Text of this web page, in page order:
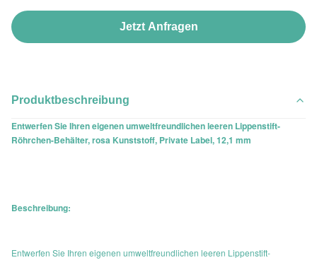
Jetzt Anfragen
Produktbeschreibung
Entwerfen Sie Ihren eigenen umweltfreundlichen leeren Lippenstift-
Röhrchen-Behälter, rosa Kunststoff, Private Label, 12,1 mm
Beschreibung:
Entwerfen Sie Ihren eigenen umweltfreundlichen leeren Lippenstift-